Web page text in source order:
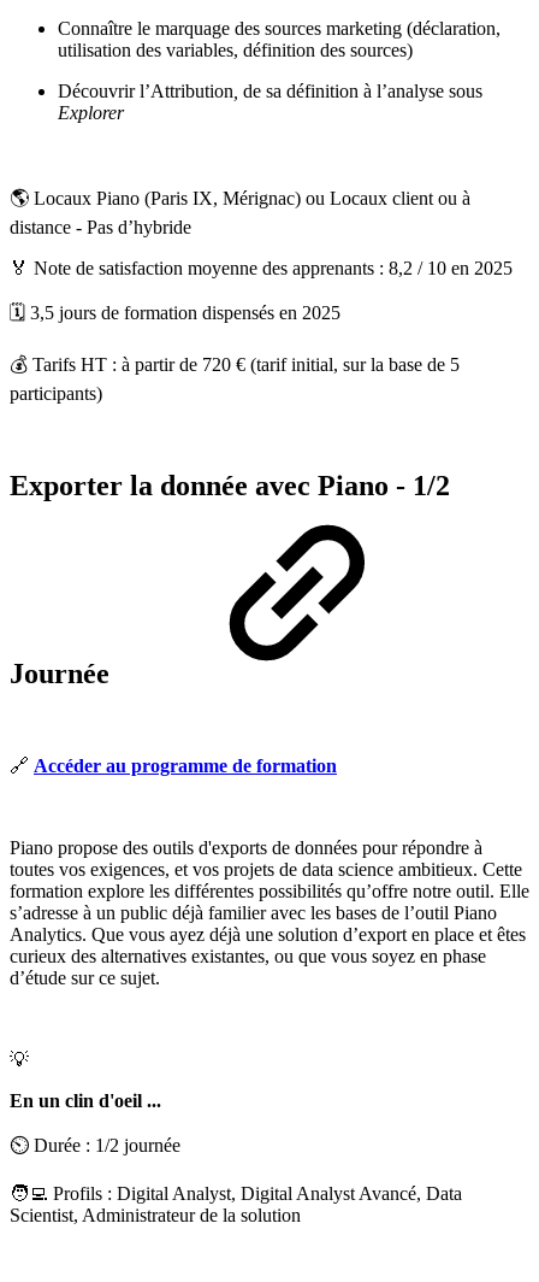
Connaître le marquage des sources marketing (déclaration,
utilisation des variables, définition des sources)
Découvrir l’Attribution de sa définition à l’analyse sous
Explorer
🌎 Locaux Piano (Paris IX, Mérignac) ou Locaux client ou à
distance - Pas d’hybride
🏅 Note de satisfaction moyenne des apprenants : 8,2 / 10 en 2025
🗓️ 3,5 jours de formation dispensés en 2025
💰 Tarifs HT : à partir de 720 € (tarif initial, sur la base de 5
participants)
Exporter la donnée avec Piano - 1/2
Journée
🔗 Accéder au programme de formation
Piano propose des outils d'exports de données pour répondre à
toutes vos exigences, et vos projets de data science ambitieux. Cette
formation explore les différentes possibilités qu’offre notre outil. Elle
s’adresse à un public déjà familier avec les bases de l’outil Piano
Analytics. Que vous ayez déjà une solution d’export en place et êtes
curieux des alternatives existantes, ou que vous soyez en phase
d’étude sur ce sujet.
💡
En un clin d'oeil ...
⏲️ Durée : 1/2 journée
🧑‍💻 Profils : Digital Analyst, Digital Analyst Avancé, Data
Scientist, Administrateur de la solution